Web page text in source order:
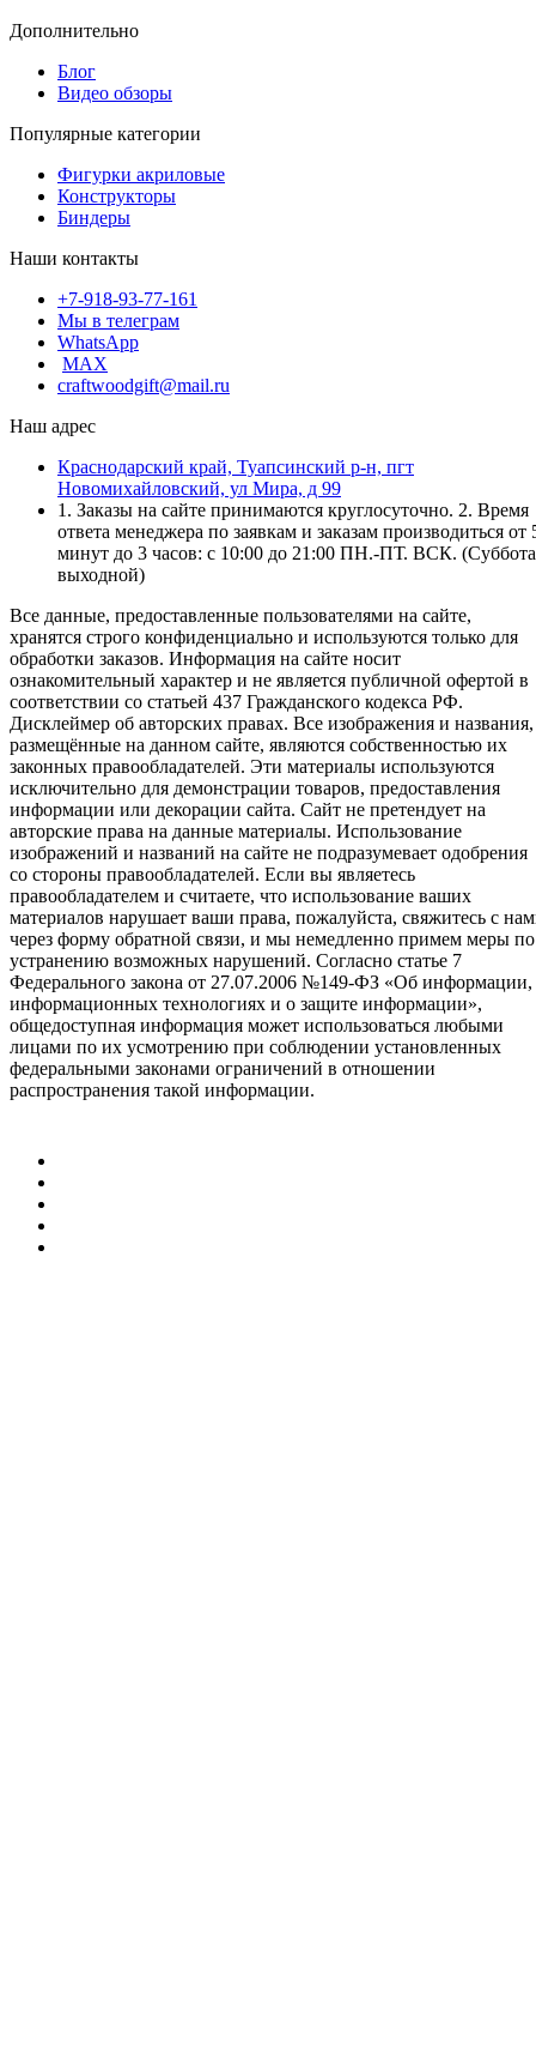
Дополнительно
Блог
Видео обзоры
Популярные категории
Фигурки акриловые
Конструкторы
Биндеры
Наши контакты
+7-918-93-77-161
Мы в телеграм
WhatsApp
MAX
craftwoodgift@mail.ru
Наш адрес
Краснодарский край, Туапсинский р-н, пгт
Новомихайловский, ул Мира, д 99
1. Заказы на сайте принимаются круглосуточно. 2. Время
ответа менеджера по заявкам и заказам производиться от
минут до 3 часов: с 10:00 до 21:00 ПН.-ПТ. ВСК. (Суббота
выходной)
Все данные, предоставленные пользователями на сайте,
хранятся строго конфиденциально и используются только для
обработки заказов. Информация на сайте носит
ознакомительный характер и не является публичной офертой в
соответствии со статьей 437 Гражданского кодекса РФ.
Дисклеймер об авторских правах. Все изображения и названия,
размещённые на данном сайте, являются собственностью их
законных правообладателей. Эти материалы используются
исключительно для демонстрации товаров, предоставления
информации или декорации сайта. Сайт не претендует на
авторские права на данные материалы. Использование
изображений и названий на сайте не подразумевает одобрения
со стороны правообладателей. Если вы являетесь
правообладателем и считаете, что использование ваших
материалов нарушает ваши права, пожалуйста, свяжитесь с
через форму обратной связи, и мы немедленно примем меры по
устранению возможных нарушений. Согласно статье 7
Федерального закона от 27.07.2006 №149-ФЗ «Об информации,
информационных технологиях и о защите информации»,
общедоступная информация может использоваться любыми
лицами по их усмотрению при соблюдении установленных
федеральными законами ограничений в отношении
распространения такой информации.